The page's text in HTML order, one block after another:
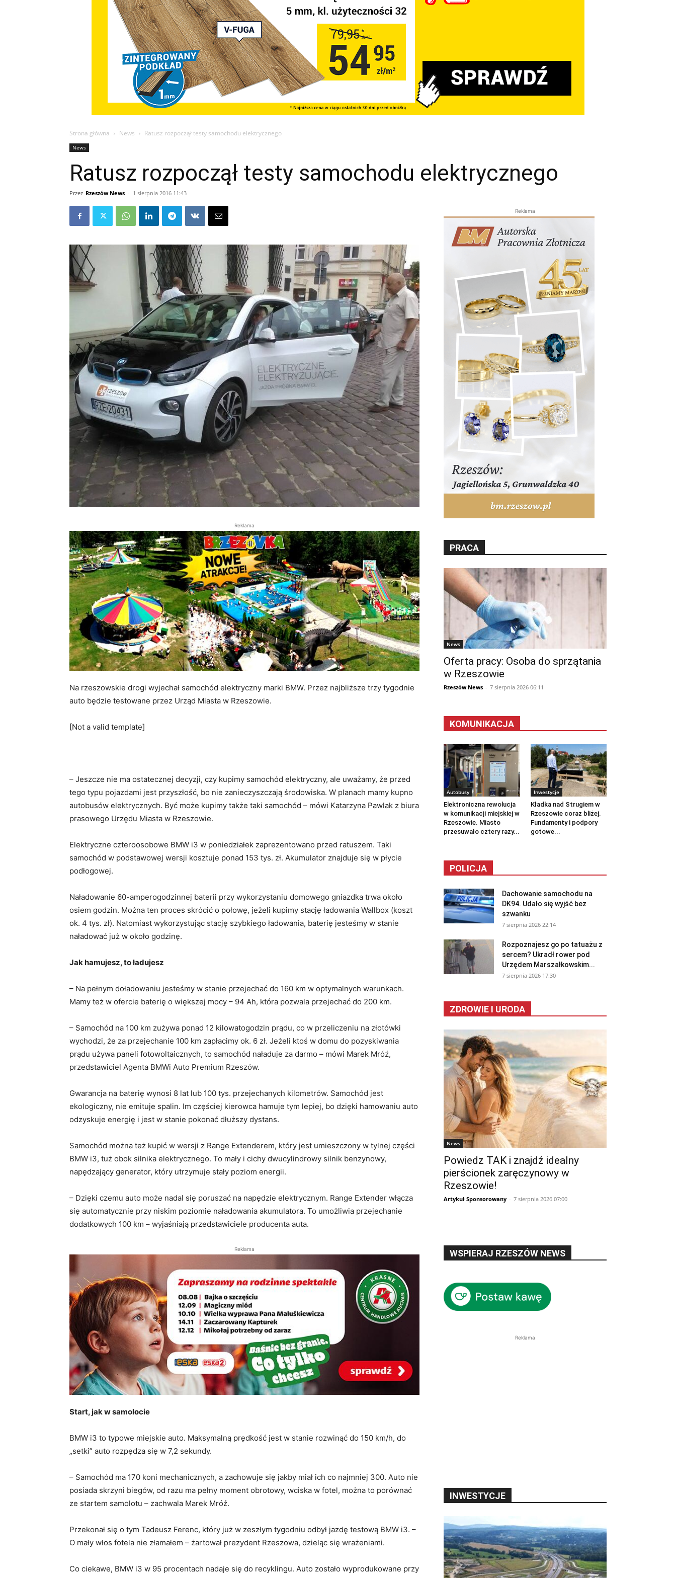
Strona główna News Ratusz rozpoczął testy samochodu elektrycznego
News
Ratusz rozpoczął testy samochodu elektrycznego
Przez Rzeszów News - 1 sierpnia 2016 11:43
Reklama
Na rzeszowskie drogi wyjechał samochód elektryczny marki BMW. Przez najbliższe trzy tygodnie
auto będzie testowane przez Urząd Miasta w Rzeszowie.
[Not a valid template]
– Jeszcze nie ma ostatecznej decyzji, czy kupimy samochód elektryczny, ale uważamy, że przed
tego typu pojazdami jest przyszłość, bo nie zanieczyszczają środowiska. W planach mamy kupno
autobusów elektrycznych. Być może kupimy także taki samochód – mówi Katarzyna Pawlak z biura
prasowego Urzędu Miasta w Rzeszowie.
Elektryczne czteroosobowe BMW i3 w poniedziałek zaprezentowano przed ratuszem. Taki
samochód w podstawowej wersji kosztuje ponad 153 tys. zł. Akumulator znajduje się w płycie
podłogowej.
Naładowanie 60-amperogodzinnej baterii przy wykorzystaniu domowego gniazdka trwa około
osiem godzin. Można ten proces skrócić o połowę, jeżeli kupimy stację ładowania Wallbox (koszt
ok. 4 tys. zł). Natomiast wykorzystując stację szybkiego ładowania, baterię jesteśmy w stanie
naładować już w około godzinę.
Jak hamujesz, to ładujesz
– Na pełnym doładowaniu jesteśmy w stanie przejechać do 160 km w optymalnych warunkach.
Mamy też w ofercie baterię o większej mocy – 94 Ah, która pozwala przejechać do 200 km.
– Samochód na 100 km zużywa ponad 12 kilowatogodzin prądu, co w przeliczeniu na złotówki
wychodzi, że za przejechanie 100 km zapłacimy ok. 6 zł. Jeżeli ktoś w domu do pozyskiwania
prądu używa paneli fotowoltaicznych, to samochód naładuje za darmo – mówi Marek Mróź,
przedstawiciel Agenta BMWi Auto Premium Rzeszów.
Gwarancja na baterię wynosi 8 lat lub 100 tys. przejechanych kilometrów. Samochód jest
ekologiczny, nie emituje spalin. Im częściej kierowca hamuje tym lepiej, bo dzięki hamowaniu auto
odzyskuje energię i jest w stanie pokonać dłuższy dystans.
Samochód można też kupić w wersji z Range Extenderem, który jest umieszczony w tylnej części
BMW i3, tuż obok silnika elektrycznego. To mały i cichy dwucylindrowy silnik benzynowy,
napędzający generator, który utrzymuje stały poziom energii.
– Dzięki czemu auto może nadal się poruszać na napędzie elektrycznym. Range Extender włącza
się automatycznie przy niskim poziomie naładowania akumulatora. To umożliwia przejechanie
dodatkowych 100 km – wyjaśniają przedstawiciele producenta auta.
Reklama
Start, jak w samolocie
BMW i3 to typowe miejskie auto. Maksymalną prędkość jest w stanie rozwinąć do 150 km/h, do
„setki” auto rozpędza się w 7,2 sekundy.
– Samochód ma 170 koni mechanicznych, a zachowuje się jakby miał ich co najmniej 300. Auto nie
posiada skrzyni biegów, od razu ma pełny moment obrotowy, wciska w fotel, można to porównać
ze startem samolotu – zachwala Marek Mróź.
Przekonał się o tym Tadeusz Ferenc, który już w zeszłym tygodniu odbył jazdę testową BMW i3. –
O mały włos fotela nie złamałem – żartował prezydent Rzeszowa, dzieląc się wrażeniami.
Co ciekawe, BMW i3 w 95 procentach nadaje się do recyklingu. Auto zostało wyprodukowane przy
Reklama
PRACA
News
Oferta pracy: Osoba do sprzątania
w Rzeszowie
Rzeszów News - 7 sierpnia 2026 06:11
KOMUNIKACJA
Autobusy
Elektroniczna rewolucja
w komunikacji miejskiej w
Rzeszowie. Miasto
przesuwało cztery razy...
Inwestycje
Kładka nad Strugiem w
Rzeszowie coraz bliżej.
Fundamenty i podpory
gotowe...
POLICJA
Dachowanie samochodu na
DK94. Udało się wyjść bez
szwanku
7 sierpnia 2026 22:14
Rozpoznajesz go po tatuażu z
sercem? Ukradł rower pod
Urzędem Marszałkowskim...
7 sierpnia 2026 17:30
ZDROWIE I URODA
News
Powiedz TAK i znajdź idealny
pierścionek zaręczynowy w
Rzeszowie!
Artykuł Sponsorowany - 7 sierpnia 2026 07:00
WSPIERAJ RZESZÓW NEWS
Reklama
INWESTYCJE